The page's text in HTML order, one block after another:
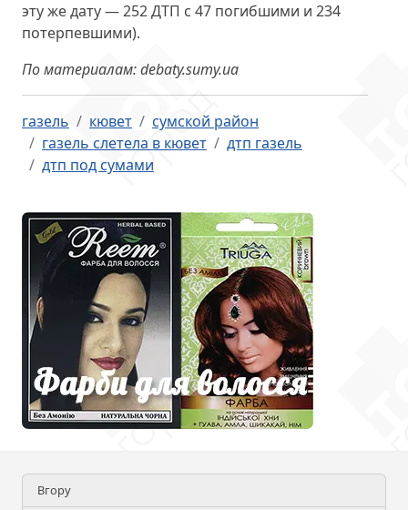
эту же дату — 252 ДТП с 47 погибшими и 234
потерпевшими).
По материалам: debaty.sumy.ua
газель кювет
сумской район
газель слетела в кювет
дтп газель
дтп под сумами
Вгору